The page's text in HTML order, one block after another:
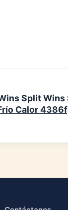
Split Wins
Calor